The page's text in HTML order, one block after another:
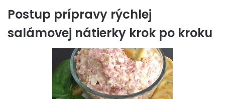
Postup prípravy rýchlej
salámovej nátierky krok po kroku